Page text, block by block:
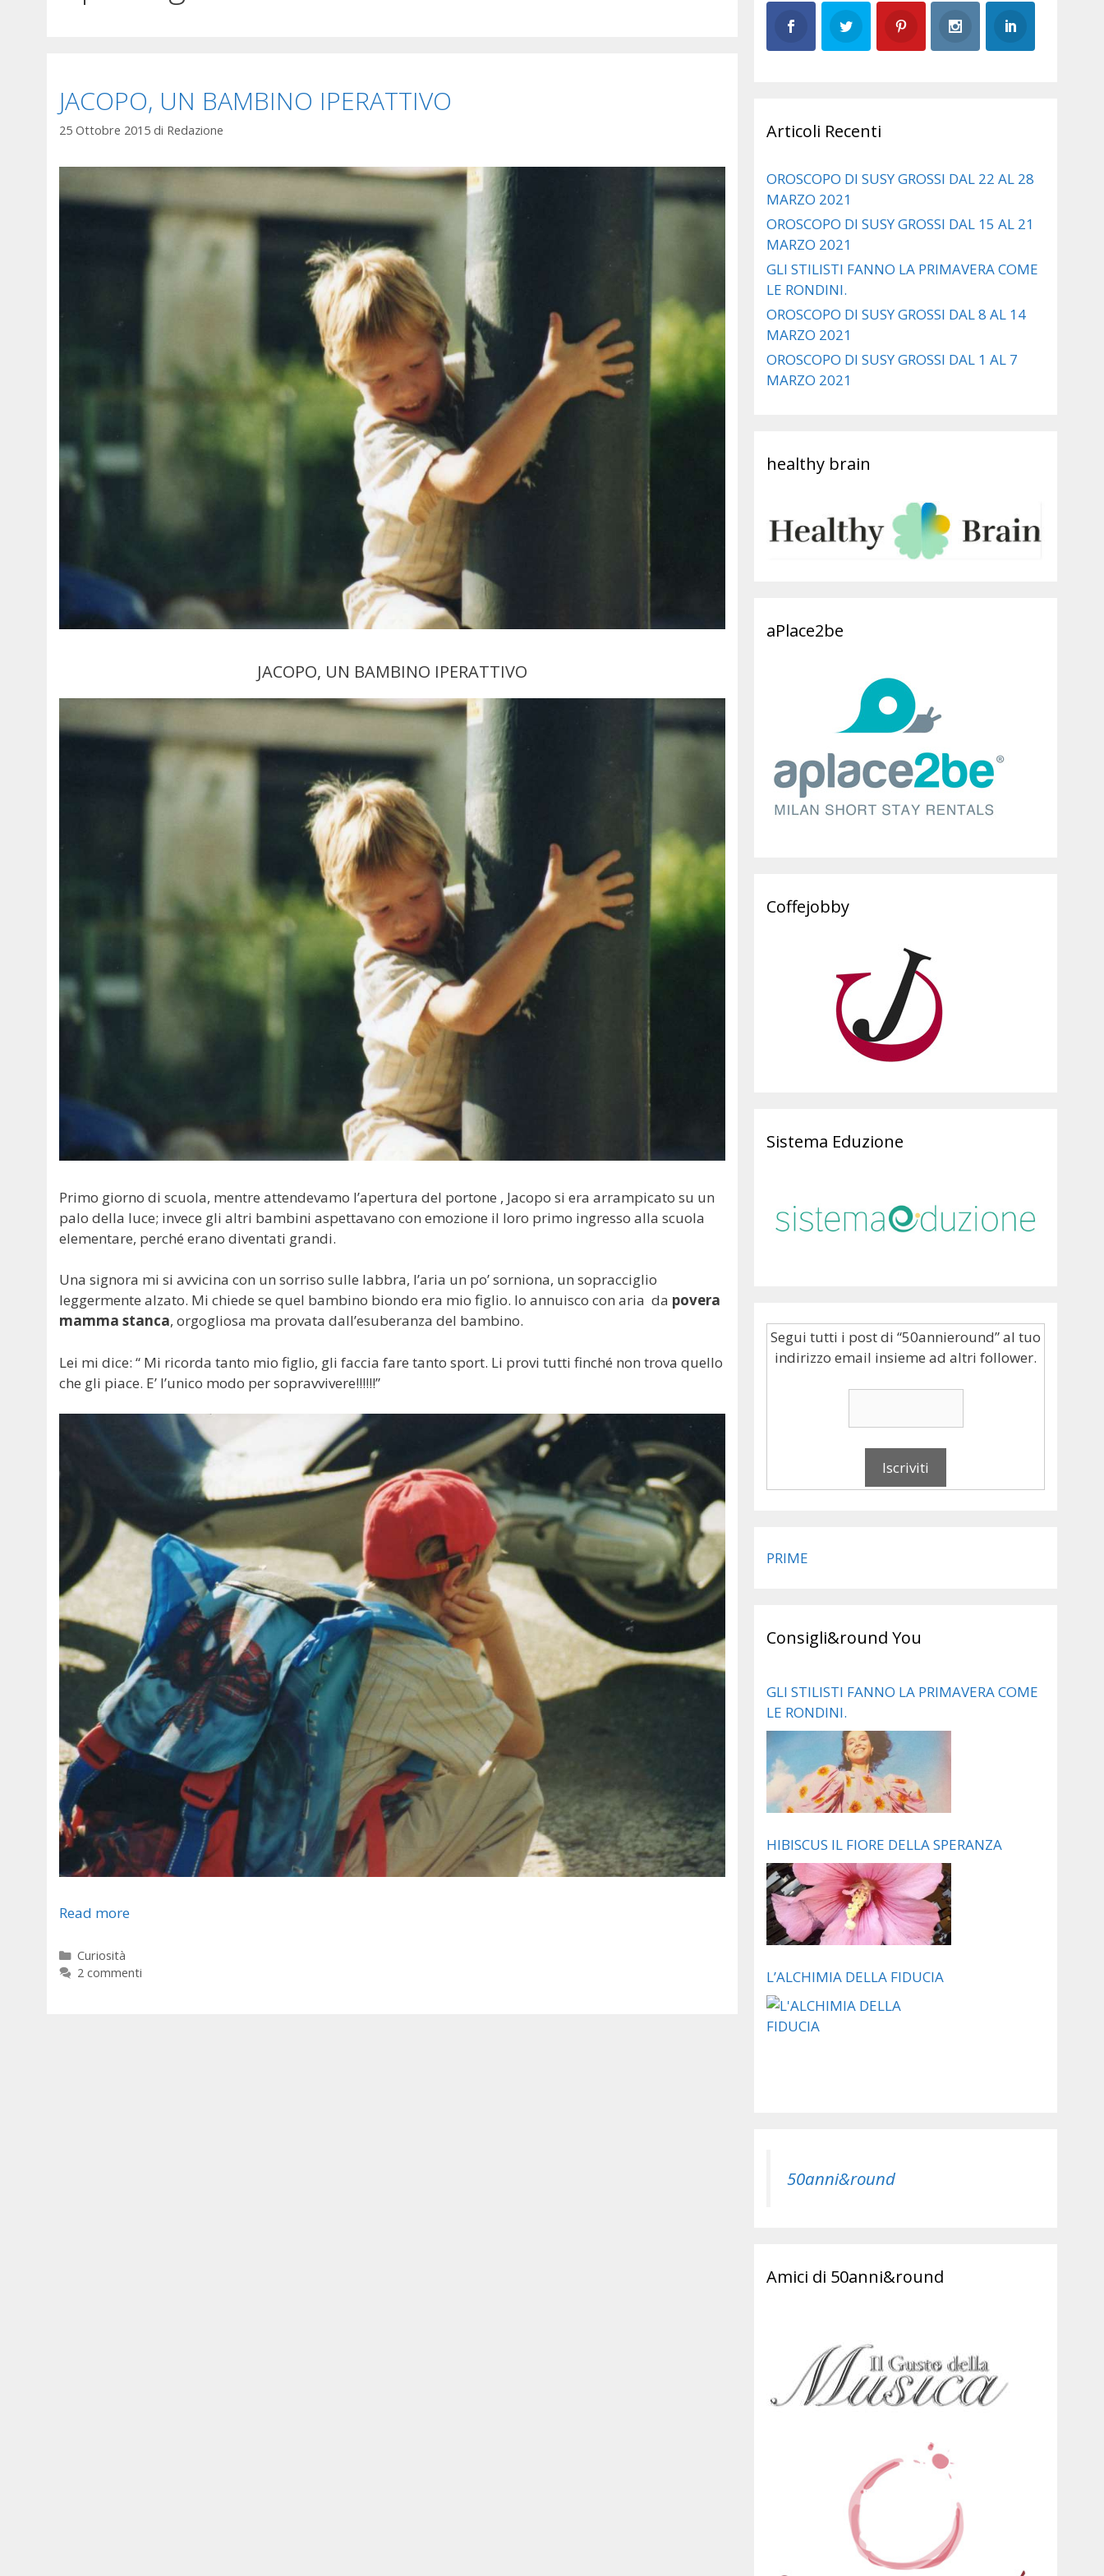
JACOPO, UN BAMBINO IPERATTIVO
25 Ottobre 2015 di Redazione
JACOPO, UN BAMBINO IPERATTIVO
Primo giorno di scuola, mentre attendevamo l’apertura del portone , Jacopo si era arrampicato su un
palo della luce; invece gli altri bambini aspettavano con emozione il loro primo ingresso alla scuola
elementare, perché erano diventati grandi.
Una signora mi si avvicina con un sorriso sulle labbra, l’aria un po’ sorniona, un sopracciglio
leggermente alzato. Mi chiede se quel bambino biondo era mio figlio. Io annuisco con aria da povera
mamma stanca, orgogliosa ma provata dall’esuberanza del bambino.
Lei mi dice: “ Mi ricorda tanto mio figlio, gli faccia fare tanto sport. Li provi tutti finché non trova quello
che gli piace. E’ l’unico modo per sopravvivere!!!!!!”
Read more
Categorie
Curiosità
2 commenti
Articoli Recenti
OROSCOPO DI SUSY GROSSI DAL 22 AL 28
MARZO 2021
OROSCOPO DI SUSY GROSSI DAL 15 AL 21
MARZO 2021
GLI STILISTI FANNO LA PRIMAVERA COME
LE RONDINI.
OROSCOPO DI SUSY GROSSI DAL 8 AL 14
MARZO 2021
OROSCOPO DI SUSY GROSSI DAL 1 AL 7
MARZO 2021
healthy brain
aPlace2be
Coffejobby
Sistema Eduzione
Segui tutti i post di “50annieround” al tuo
indirizzo email insieme ad altri follower.
PRIME
Consigli&round You
GLI STILISTI FANNO LA PRIMAVERA COME
LE RONDINI.
HIBISCUS IL FIORE DELLA SPERANZA
L’ALCHIMIA DELLA FIDUCIA
50anni&round
Amici di 50anni&round